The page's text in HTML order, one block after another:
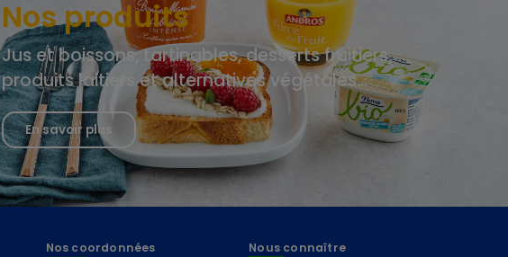
Nos produits
Jus et boissons, tartinables, desserts fruitiers,
produits laitiers et alternatives végétales…
En savoir plus
Nos coordonnées Nous connaître